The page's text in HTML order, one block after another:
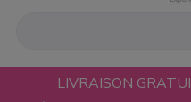
LIVRAISON